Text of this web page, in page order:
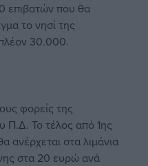
επιβατών που θα
το νησί της
30.000.
φορείς της
Π.Δ. Το τέλος από 1ης
ανέρχεται στα λιμάνια
στα 20 ευρώ ανά